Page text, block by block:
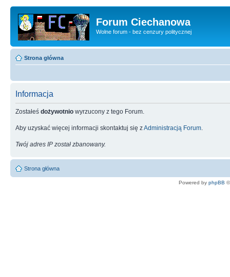
Forum Ciechanowa
Wolne forum - bez cenzury politycznej
Strona główna
Informacja
Zostałeś dożywotnio wyrzucony z tego Forum.
Aby uzyskać więcej informacji skontaktuj się zAdministracją Forum
Twój adres IP został zbanowany.
Strona główna
Powered by phpBB